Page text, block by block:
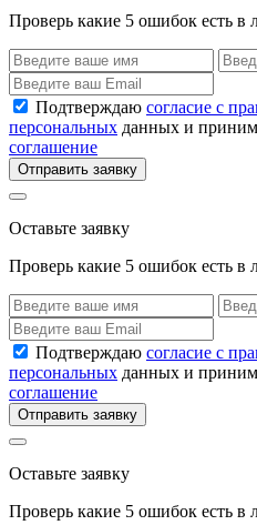
Проверь какие 5 ошибок есть в
Подтверждаю согласие с
персональных данных и
соглашение
Отправить заявку
Оставьте заявку
Проверь какие 5 ошибок есть
Подтверждаю согласие с
персональных данных и
соглашение
Отправить заявку
Оставьте заявку
Проверь какие 5 ошибок есть